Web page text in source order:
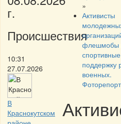
г.
Происшествия
10:31
27.07.2026
В
Краснокутском
»
Активисты
флешмобы
поддержку
военных.